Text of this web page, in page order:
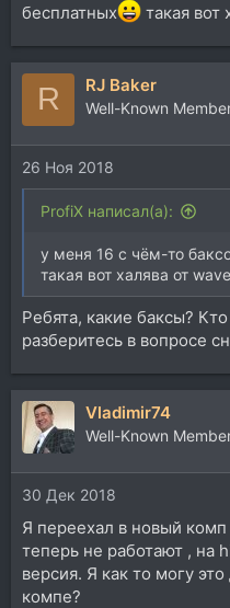
бесплатных
такая вот
R RJ Baker
Well-Known
26 Ноя 2018
ProfiX написал(а):
у меня 16 с чём-то
такая вот халява от
Ребята, какие баксы?
разберитесь в вопросе
Vladimir74
Well-Known
30 Дек 2018
Я переехал в новый
теперь не работают , на
версия. Я как то могу
компе?